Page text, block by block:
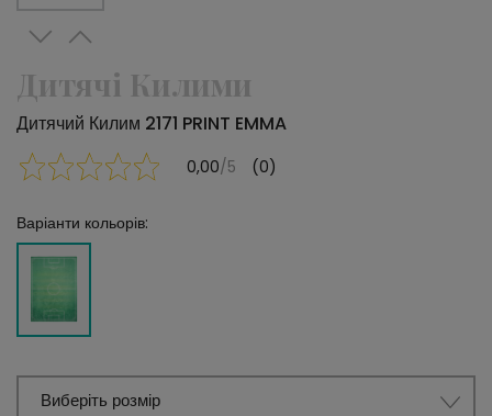
Дитячі Килими
Дитячий Килим 2171 PRINT EMMA
0,00/5 (0)
Варіанти кольорів:
Виберіть розмір